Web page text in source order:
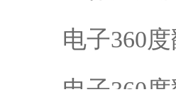
500kg/
2020mm